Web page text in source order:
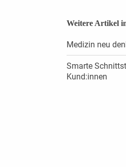
Weitere Artikel
Medizin neu
Smarte
Kund:innen